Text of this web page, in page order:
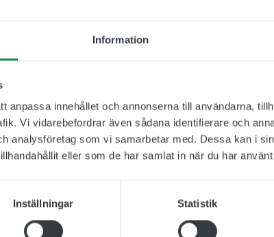
Information
anpassa innehållet och annonserna till användarna,
Vi vidarebefordrar även sådana identifierare och
analysföretag som vi samarbetar med. Dessa kan i
eller som de har samlat in när du har
Inställningar Statistik
göra era lokaler mer tillgängliga och även
är vårt billigare alternativ och den är lämplig
symbolerna inte kommer sitta kvar.